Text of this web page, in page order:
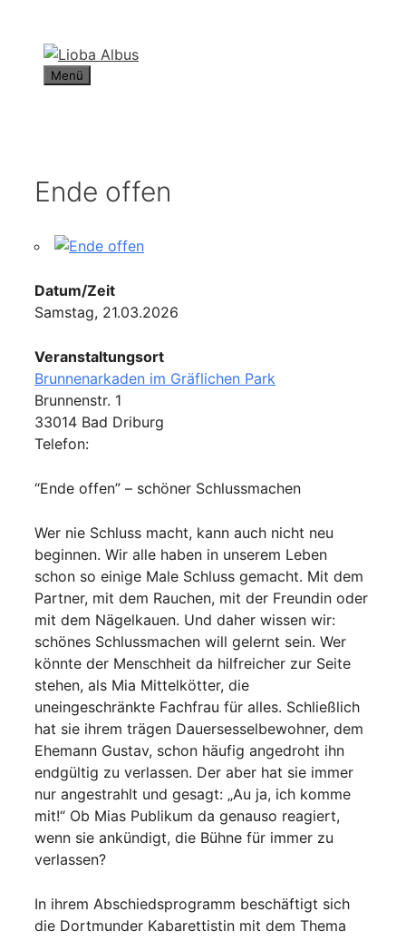
springen
Menü
Ende offen
Datum/Zeit
Samstag, 21.03.2026
Veranstaltungsort
Brunnenarkaden im Gräflichen Park
Brunnenstr. 1
33014 Bad Driburg
Telefon:
“Ende offen” – schöner Schlussmachen
Wer nie Schluss macht, kann auch nicht neu
beginnen. Wir alle haben in unserem Leben
schon so einige Male Schluss gemacht. Mit dem
Partner, mit dem Rauchen, mit der Freundin oder
mit dem Nägelkauen. Und daher wissen wir:
schönes Schlussmachen will gelernt sein. Wer
könnte der Menschheit da hilfreicher zur Seite
stehen, als Mia Mittelkötter, die
uneingeschränkte Fachfrau für alles. Schließlich
hat sie ihrem trägen Dauersesselbewohner, dem
Ehemann Gustav, schon häufig angedroht ihn
endgültig zu verlassen. Der aber hat sie immer
nur angestrahlt und gesagt: „Au ja, ich komme
mit!“ Ob Mias Publikum da genauso reagiert,
wenn sie ankündigt, die Bühne für immer zu
verlassen?
In ihrem Abschiedsprogramm beschäftigt sich
die Dortmunder Kabarettistin mit dem Thema